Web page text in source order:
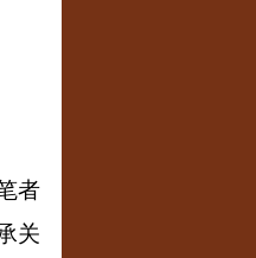
者
关